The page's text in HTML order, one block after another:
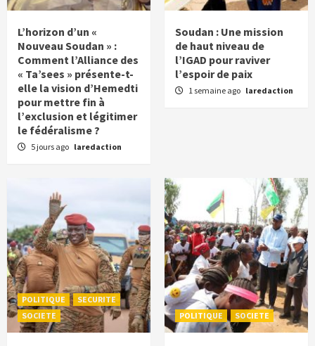
L’horizon d’un «
Nouveau Soudan » :
Comment l’Alliance des
« Ta’sees » présente-t-
elle la vision d’Hemedti
pour mettre fin à
l’exclusion et légitimer
le fédéralisme ?
5 jours ago laredaction
Soudan : Une mission
de haut niveau de
l’IGAD pour raviver
l’espoir de paix
1 semaine ago laredaction
POLITIQUE
SECURITE
SOCIETE
POLITIQUE SOCIETE